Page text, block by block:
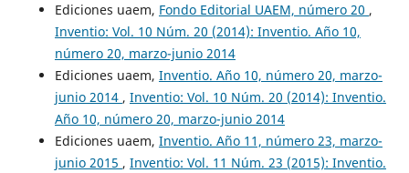
Ediciones uaem, Fondo Editorial UAEM, número 20 ,
Inventio: Vol. 10 Núm. 20 (2014): Inventio. Año 10,
número 20, marzo-junio 2014
Ediciones uaem, Inventio. Año 10, número 20, marzo-
junio 2014 , Inventio: Vol. 10 Núm. 20 (2014): Inventio.
Año 10, número 20, marzo-junio 2014
Ediciones uaem, Inventio. Año 11, número 23, marzo-
junio 2015 , Inventio: Vol. 11 Núm. 23 (2015): Inventio.